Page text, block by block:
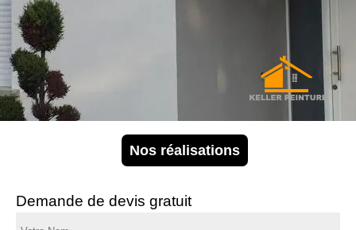
Nos réalisations
Demande de devis gratuit